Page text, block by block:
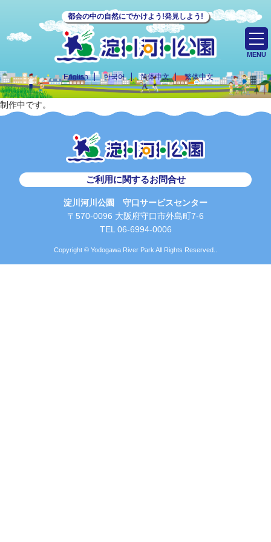
都会の中の自然にでかけよう!発見しよう!
English 한국어 简体中文 繁体中文
MENU
制作中です。
ご利用に関するお問合せ
淀川河川公園 守口サービスセンター
〒570-0096 大阪府守口市外島町7-6
TEL 06-6994-0006
Copyright © Yodogawa River Park All Rights Reserved..